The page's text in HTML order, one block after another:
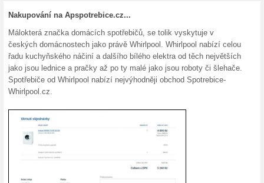
Whirlpool na webu
dopravu vybraného zboží až
Vánoční dárky na
100% fungovalo
Hledáte tipy na vánoční